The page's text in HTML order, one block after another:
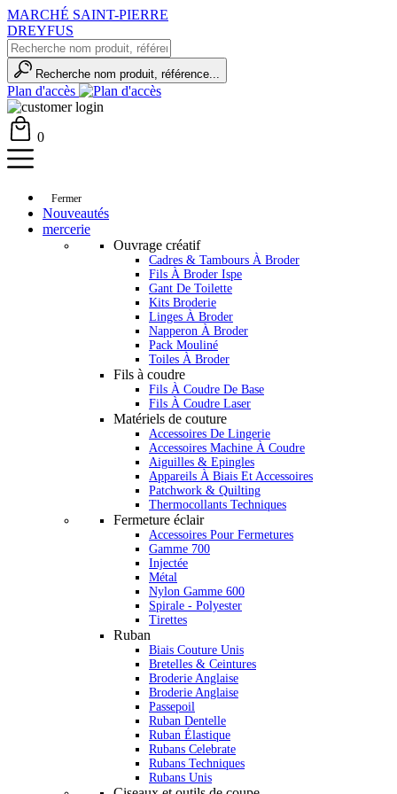
MARCHÉ SAINT-PIERRE
DREYFUS
Recherche nom produit, référence...
Plan d'accès
0
Fermer
Nouveautés
mercerie
Ouvrage créatif
Cadres & Tambours À Broder
Fils À Broder Ispe
Gant De Toilette
Kits Broderie
Linges À Broder
Napperon À Broder
Pack Mouliné
Toiles À Broder
Fils à coudre
Fils À Coudre De Base
Fils À Coudre Laser
Matériels de couture
Accessoires De Lingerie
Accessoires Machine À Coudre
Aiguilles & Epingles
Appareils À Biais Et Accessoires
Patchwork & Quilting
Thermocollants Techniques
Fermeture éclair
Accessoires Pour Fermetures
Gamme 700
Injectée
Métal
Nylon Gamme 600
Spirale - Polyester
Tirettes
Ruban
Biais Couture Unis
Bretelles & Ceintures
Broderie Anglaise
Broderie Anglaise
Passepoil
Ruban Dentelle
Ruban Élastique
Rubans Celebrate
Rubans Techniques
Rubans Unis